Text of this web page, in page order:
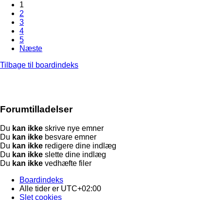
1
2
3
4
5
Næste
Tilbage til boardindeks
Forumtilladelser
Du kan ikke skrive nye emner
Du kan ikke besvare emner
Du kan ikke redigere dine indlæg
Du kan ikke slette dine indlæg
Du kan ikke vedhæfte filer
Boardindeks
Alle tider er UTC+02:00
Slet cookies